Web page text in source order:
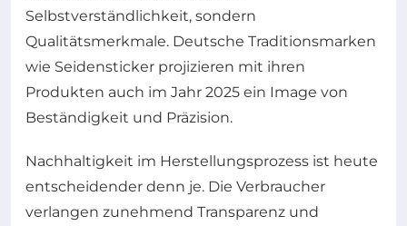
Selbstverständlichkeit, sondern
Qualitätsmerkmale. Deutsche Traditionsmarken
wie Seidensticker projizieren mit ihren
Produkten auch im Jahr 2025 ein Image von
Beständigkeit und Präzision.
Nachhaltigkeit im Herstellungsprozess ist heute
entscheidender denn je. Die Verbraucher
verlangen zunehmend Transparenz und